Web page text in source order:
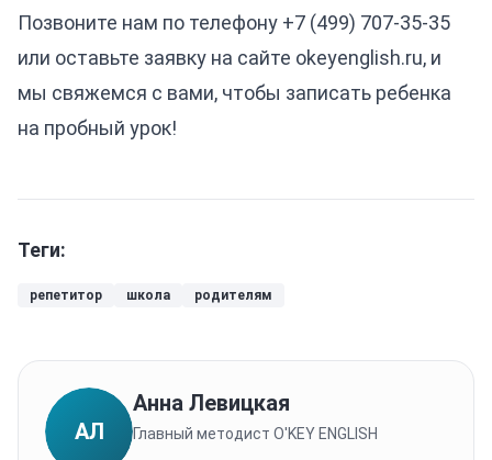
Позвоните нам по телефону +7 (499) 707-35-35
или оставьте заявку на сайте okeyenglish.ru, и
мы свяжемся с вами, чтобы записать ребенка
на пробный урок!
Теги:
репетитор школа родителям
АЛ
Анна Левицкая
Главный методист O'KEY ENGLISH